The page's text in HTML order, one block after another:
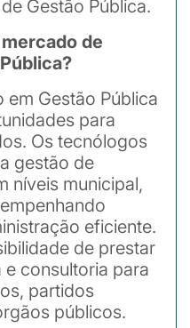
Gestão Pública.
de
em Gestão Pública
para
Os tecnólogos
gestão de
níveis municipal,
eficiente.
de prestar
consultoria para
partidos
públicos.